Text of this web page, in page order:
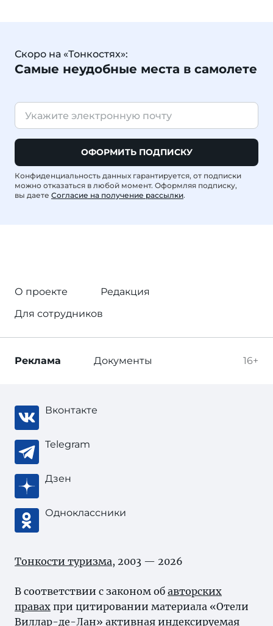
Скоро на «Тонкостях»:
Самые неудобные места в самолете
ОФОРМИТЬ ПОДПИСКУ
Конфиденциальность данных гарантируется, от подписки
можно отказаться в любой момент. Оформляя подписку,
вы даете Согласие на получение рассылки.
О проекте
Редакция
Для сотрудников
16+
Реклама Документы
Вконтакте
Telegram
Дзен
Одноклассники
Тонкости туризма, 2003 — 2026
В соответствии с законом об авторских
правах при цитировании материала «Отели
Виллар-де-Лан» активная индексируемая